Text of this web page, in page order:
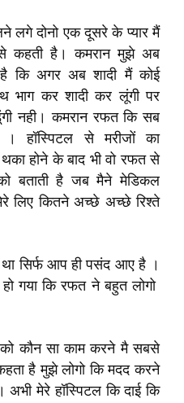
लगे दोनो एक दूसरे के प्यार मैं
कहती है। कमरान मुझे अब
कि अगर अब शादी मैं कोई
कर शादी कर लूंगी पर
नही। कमरान रफत कि सब
हॉस्पिटल से मरीजों का
होने के बाद भी वो रफत से
बताती है जब मैने मेडिकल
लिए कितने अच्छे अच्छे रिश्ते
था सिर्फ आप ही पसंद आए है ।
गया कि रफत ने बहुत लोगो
कौन सा काम करने मै सबसे
है मुझे लोगो कि मदद करने
मेरे हॉस्पिटल कि दाई कि